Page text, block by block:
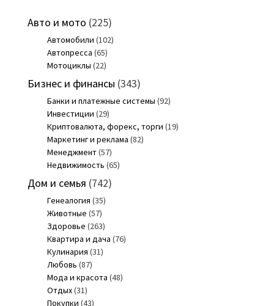
Авто и мото (225)
Автомобили (102)
Автопресса (65)
Мотоциклы (22)
Бизнес и финансы (343)
Банки и платежные системы (92)
Инвестиции (29)
Криптовалюта, форекс, торги (19)
Маркетинг и реклама (82)
Менеджмент(57)
Недвижимость (65)
Дом и семья (742)
Генеалогия (35)
Животные (57)
Здоровье (263)
Квартира и дача (76)
Кулинария (31)
Любовь (87)
Мода и красота (48)
Отдых(31)
Покупки (43)